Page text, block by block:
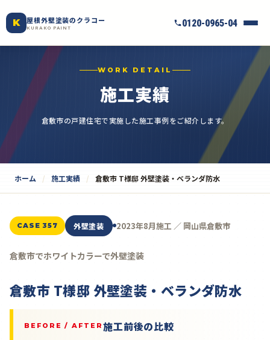
K 屋根外壁塗装のクラコー
KURAKO PAINT 0120-0965-04
WORK DETAIL
施工実績
倉敷市の戸建住宅で実施した施工事例をご紹介します。
ホーム 施工実績 倉敷市 T様邸 外壁塗装・ベランダ防水
CASE 357 外壁塗装 2023年8月施工 ／ 岡山県倉敷市
倉敷市でホワイトカラーで外壁塗装
倉敷市 T様邸 外壁塗装・ベランダ防水
BEFORE / AFTER 施工前後の比較